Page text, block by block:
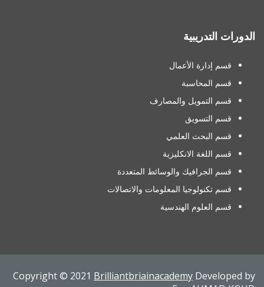
الدورات التدريبية
قسم إدارة الأعمال
قسم المحاسبة
قسم التمويل والمصارف
قسم التسويق
قسم البحث العلمي
قسم اللغة الانكليزية
قسم الجرافيك والوسائط المتعددة
قسم تكنولوجيا المعلومات والاتصالات
قسم العلوم الهندسية
Copyright © 2021 Brilliantbriainacademy Developed by